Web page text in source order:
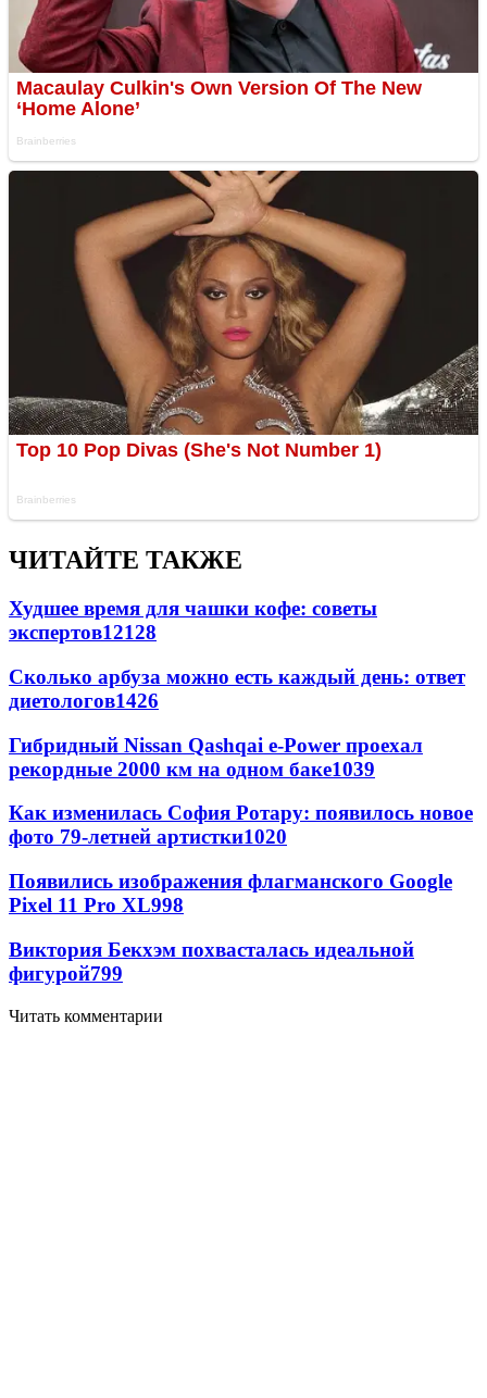
ЧИТАЙТЕ ТАКЖЕ
Худшее время для чашки кофе: советы
экспертов12128
Сколько арбуза можно есть каждый день: ответ
диетологов1426
Гибридный Nissan Qashqai e-Power проехал
рекордные 2000 км на одном баке1039
Как изменилась София Ротару: появилось новое
фото 79-летней артистки1020
Появились изображения флагманского Google
Pixel 11 Pro XL998
Виктория Бекхэм похвасталась идеальной
фигурой799
Читать комментарии